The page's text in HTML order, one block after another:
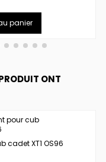
panier
ONT
cadet XT1 OS96